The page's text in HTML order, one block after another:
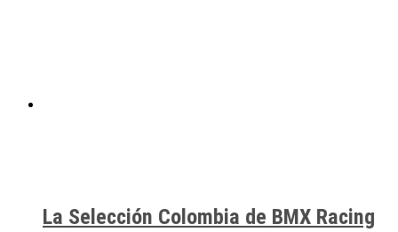
La Selección Colombia de BMX Racing